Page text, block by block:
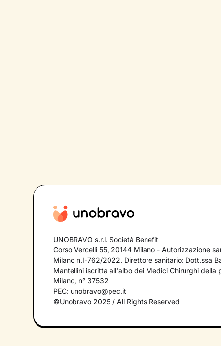
UNOBRAVO s.r.l. Società Benefit
Corso Vercelli 55, 20144 Milano - Autorizzazione
Milano n.I-762/2022. Direttore sanitario: Dott.ssa
Mantellini iscritta all'albo dei Medici Chirurghi della
Milano, n° 37532
PEC: unobravo@pec.it
©Unobravo 2025 / All Rights Reserved